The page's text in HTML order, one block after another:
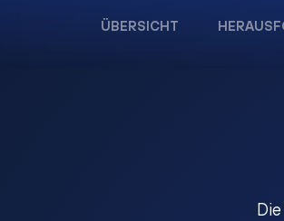
ÜBERSICHT